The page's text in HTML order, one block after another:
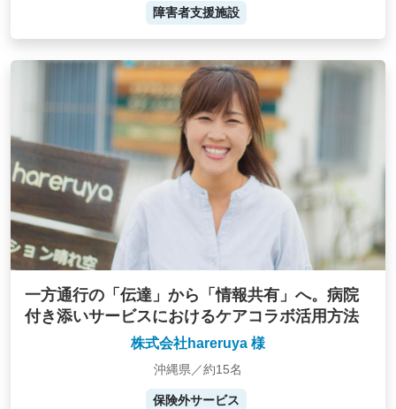
障害者支援施設
一方通行の「伝達」から「情報共有」へ。病院
付き添いサービスにおけるケアコラボ活用方法
株式会社hareruya 様
沖縄県／約15名
保険外サービス